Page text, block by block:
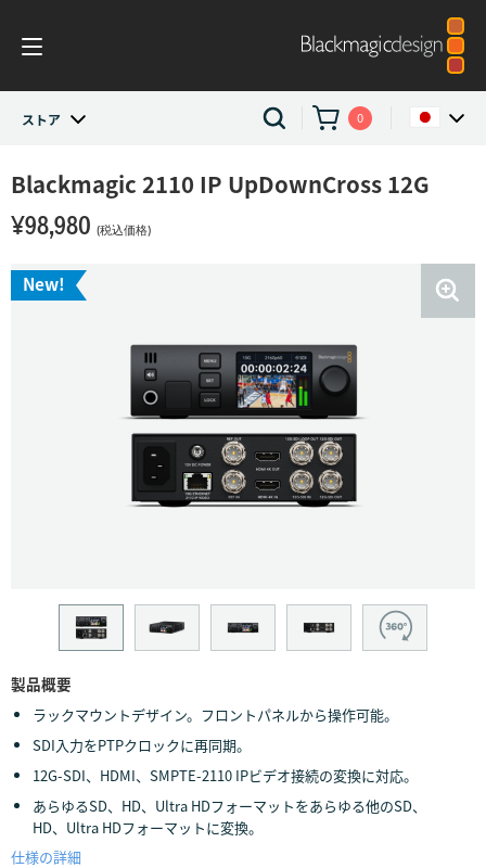
0
ストア
Argentina
Australia
Austria
Finland
Germany
Hong Kong SAR, China
Italy
Japan
Korea
ストア
Converters and Encoders
2110 IP Converters
Blackmagic 2110 IP UpDownCross 12G
Blackmagic 2110 IP UpDownCross 12G
¥98,980 (税込価格)
New!
製品概要
ラックマウントデザイン。フロントパネルから操作可能。
SDI入力をPTPクロックに再同期。
12G-SDI、HDMI、SMPTE-2110 IPビデオ接続の変換に対応。
あらゆるSD、HD、Ultra HDフォーマットをあらゆる他のSD、
HD、Ultra HDフォーマットに変換。
仕様の詳細